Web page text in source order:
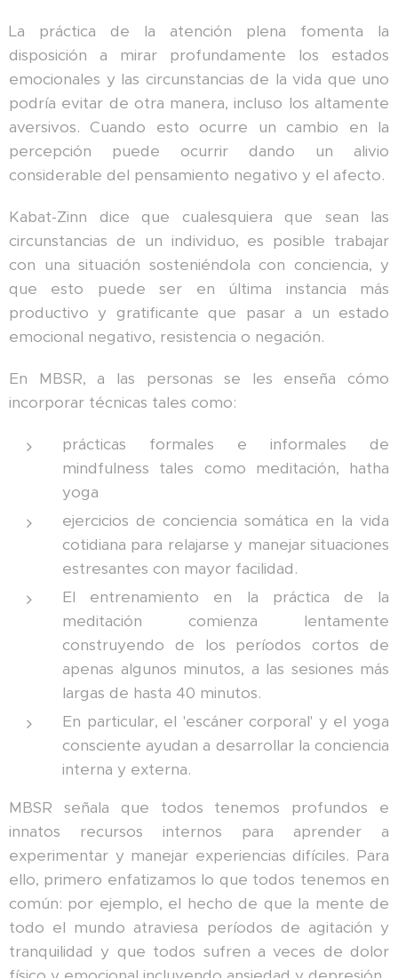
La práctica de la atención plena fomenta la
disposición a mirar profundamente los estados
emocionales y las circunstancias de la vida que uno
podría evitar de otra manera, incluso los altamente
aversivos. Cuando esto ocurre un cambio en la
percepción puede ocurrir dando un alivio
considerable del pensamiento negativo y el afecto.
Kabat-Zinn dice que cualesquiera que sean las
circunstancias de un individuo, es posible trabajar
con una situación sosteniéndola con conciencia, y
que esto puede ser en última instancia más
productivo y gratificante que pasar a un estado
emocional negativo, resistencia o negación.
En MBSR, a las personas se les enseña cómo
incorporar técnicas tales como:
prácticas formales e informales de
mindfulness tales como meditación, hatha
yoga
ejercicios de conciencia somática en la vida
cotidiana para relajarse y manejar situaciones
estresantes con mayor facilidad.
El entrenamiento en la práctica de la
meditación comienza lentamente
construyendo de los períodos cortos de
apenas algunos minutos, a las sesiones más
largas de hasta 40 minutos.
En particular, el 'escáner corporal' y el yoga
consciente ayudan a desarrollar la conciencia
interna y externa.
MBSR señala que todos tenemos profundos e
innatos recursos internos para aprender a
experimentar y manejar experiencias difíciles. Para
ello, primero enfatizamos lo que todos tenemos en
común: por ejemplo, el hecho de que la mente de
todo el mundo atraviesa períodos de agitación y
tranquilidad y que todos sufren a veces de dolor